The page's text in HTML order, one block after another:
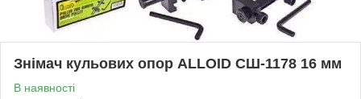
Знімач кульових опор ALLOID СШ-1178 16 мм
В наявності